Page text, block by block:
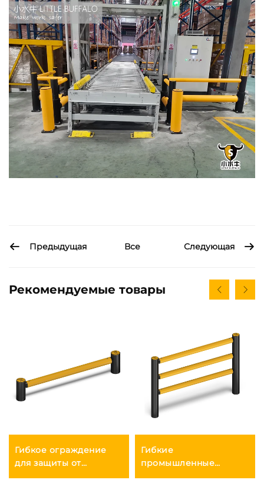
Предыдущая Все Следующая
Рекомендуемые товары
Гибкое ограждение
для защиты от
столкновений
Гибкие
промышленные
ограждения